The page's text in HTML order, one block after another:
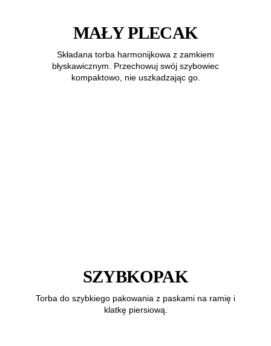
MAŁY PLECAK
Składana torba harmonijkowa z zamkiem
błyskawicznym. Przechowuj swój szybowiec
kompaktowo, nie uszkadzając go.
SZYBKOPAK
Torba do szybkiego pakowania z paskami na ramię i
klatkę piersiową.